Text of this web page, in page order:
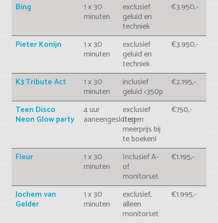
Bing 1 x 30
minuten
exclusief
geluid en
techniek
€3.950,-
Pieter Konijn 1 x 30
minuten
exclusief
geluid en
techniek
€3.950,-
K3 Tribute Act 1 x 30
minuten
inclusief
geluid <350p
€2.195,-
Teen Disco
Neon Glow party
4 uur
aaneengesloten
exclusief
(tegen
meerprijs bij
te boeken)
€750,-
Fleur 1 x 30
minuten
Inclusief A-
of
monitorset
€1.195,-
Jochem van
Gelder
1 x 30
minuten
exclusief,
alleen
monitorset
€1.995,-